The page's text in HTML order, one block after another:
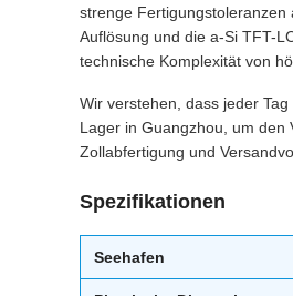
strenge Fertigungstoleranzen
Auflösung und die a-Si TFT-
technische Komplexität von
Wir verstehen, dass jeder
Lager in Guangzhou, um den
Zollabfertigung und
Spezifikationen
Seehafen